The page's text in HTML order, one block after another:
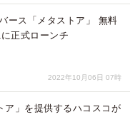
ース「メタストア」 無料
正式ローンチ
2022年10月06日 07時
ア」を提供するハコスコが